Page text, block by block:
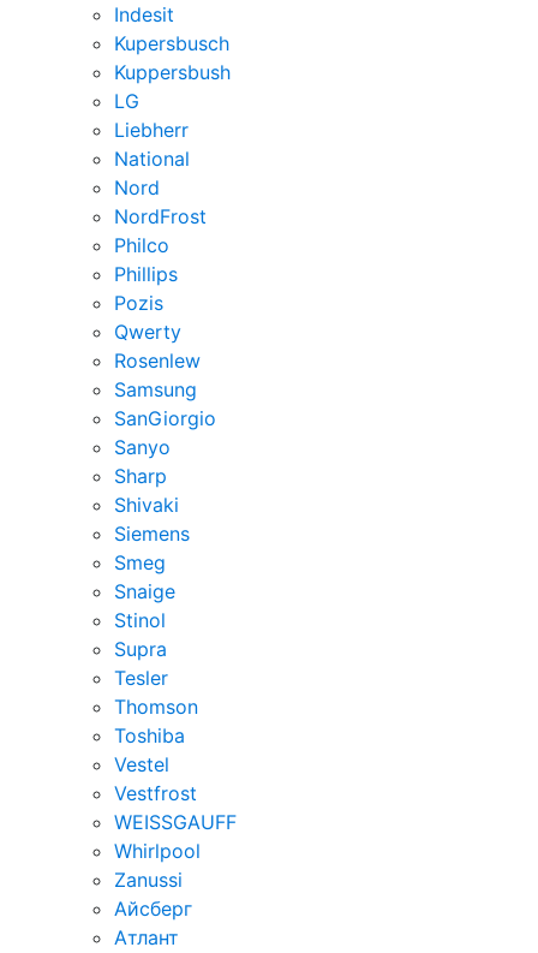
Indesit
Kupersbusch
Kuppersbush
LG
Liebherr
National
Nord
NordFrost
Philco
Phillips
Pozis
Qwerty
Rosenlew
Samsung
SanGiorgio
Sanyo
Sharp
Shivaki
Siemens
Smeg
Snaige
Stinol
Supra
Tesler
Thomson
Toshiba
Vestel
Vestfrost
WEISSGAUFF
Whirlpool
Zanussi
Айсберг
Атлант